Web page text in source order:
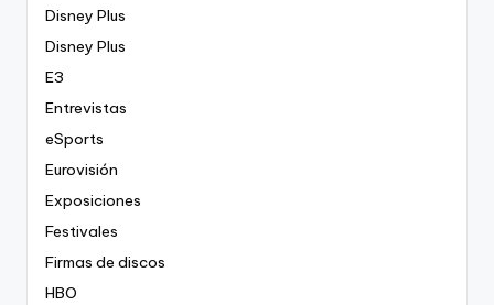
Disney Plus
Disney Plus
E3
Entrevistas
eSports
Eurovisión
Exposiciones
Festivales
Firmas de discos
HBO